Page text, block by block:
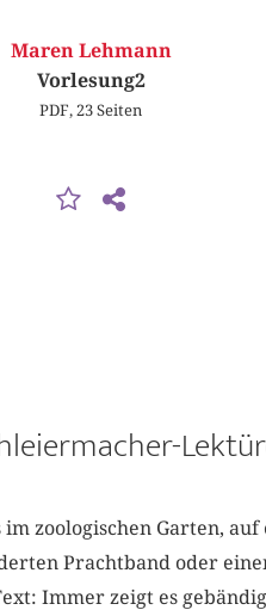
Maren Lehmann
Vorlesung2
PDF, 23 Seiten
zoologischen Garten,
Prachtband oder
Immer zeigt es